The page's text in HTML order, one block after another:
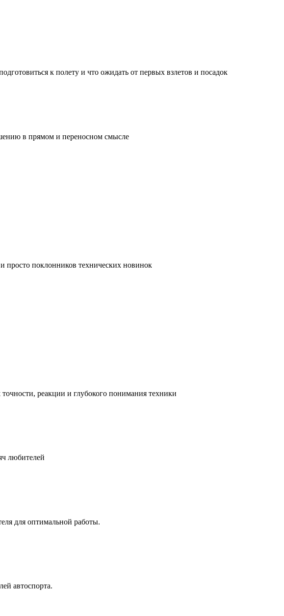
к полету и что ожидать от первых взлетов и посадок
в прямом и переносном смысле
просто поклонников технических новинок
реакции и глубокого понимания техники
любителей
для оптимальной работы.
автоспорта.